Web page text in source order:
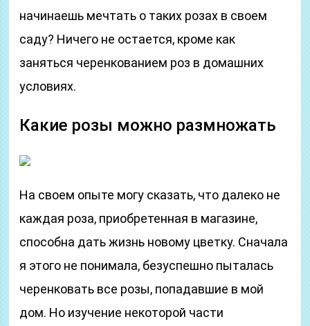
начинаешь мечтать о таких розах в своем
саду? Ничего не остается, кроме как
заняться черенкованием роз в домашних
условиях.
Какие розы можно размножать
На своем опыте могу сказать, что далеко не
каждая роза, приобретенная в магазине,
способна дать жизнь новому цветку. Сначала
я этого не понимала, безуспешно пыталась
черенковать все розы, попадавшие в мой
дом. Но изучение некоторой части